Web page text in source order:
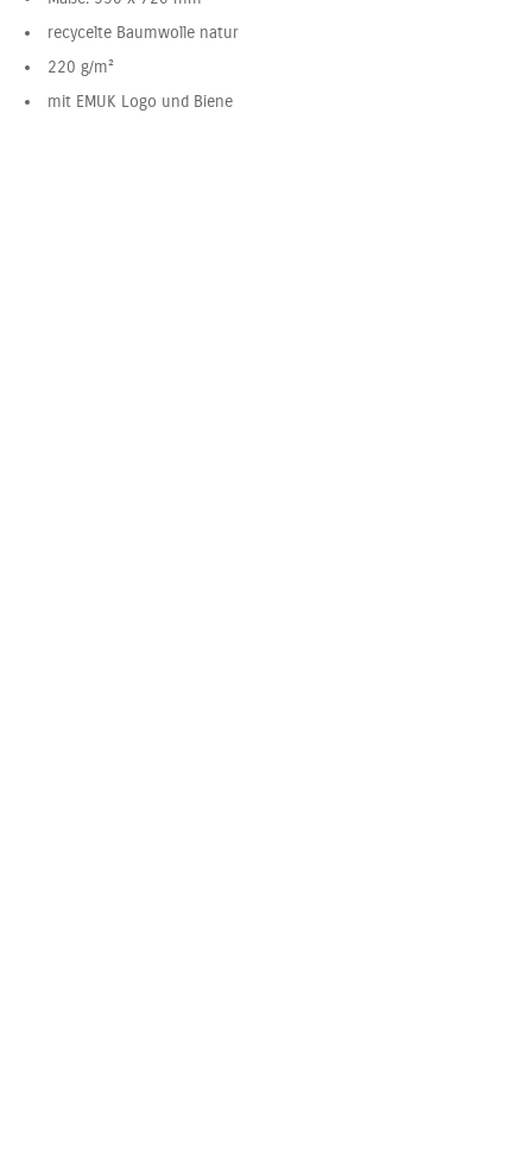
recycelte Baumwolle natur
220 g/m²
mit EMUK Logo und Biene